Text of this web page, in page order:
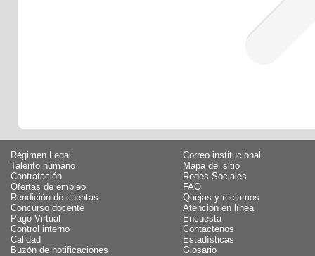
Régimen Legal
Talento humano
Contratación
Ofertas de empleo
Rendición de cuentas
Concurso docente
Pago Virtual
Control interno
Calidad
Buzón de notificaciones
Correo institucional
Mapa del sitio
Redes Sociales
FAQ
Quejas y reclamos
Atención en línea
Encuesta
Contáctenos
Estadísticas
Glosario